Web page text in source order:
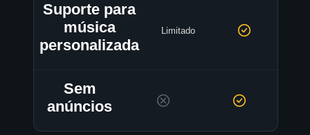
Suporte para
música
personalizada
Limitado
Sem
anúncios